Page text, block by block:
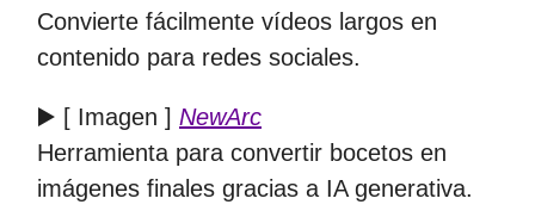
Convierte fácilmente vídeos largos en
contenido para redes sociales.
▶️ [ Imagen ] NewArc
Herramienta para convertir bocetos en
imágenes finales gracias a IA generativa.